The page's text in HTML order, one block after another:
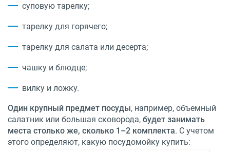
суповую тарелку;
тарелку для горячего;
тарелку для салата или десерта;
чашку и блюдце;
вилку и ложку.
Один крупный предмет посуды, например, объемный
салатник или большая сковорода, будет занимать
места столько же, сколько 1–2 комплекта. С учетом
этого определяют, какую посудомойку купить: